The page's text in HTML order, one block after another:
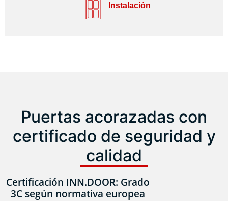
Instalación
Puertas acorazadas con
certificado de seguridad y
calidad
Certificación INN.DOOR: Grado
3C según normativa europea